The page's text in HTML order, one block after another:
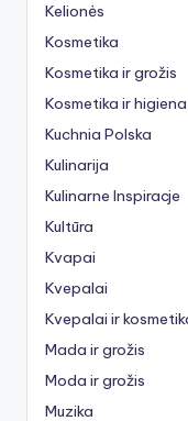
Kelionės
Kosmetika
Kosmetika ir grožis
Kosmetika ir higiena
Kuchnia Polska
Kulinarija
Kulinarne Inspiracje
Kultūra
Kvapai
Kvepalai
Kvepalai ir
Mada ir grožis
Moda ir grožis
Muzika